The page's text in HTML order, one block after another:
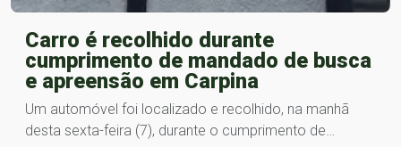
Carro é recolhido durante
cumprimento de mandado de busca
e apreensão em Carpina
Um automóvel foi localizado e recolhido, na manhã
desta sexta-feira (7), durante o cumprimento de…